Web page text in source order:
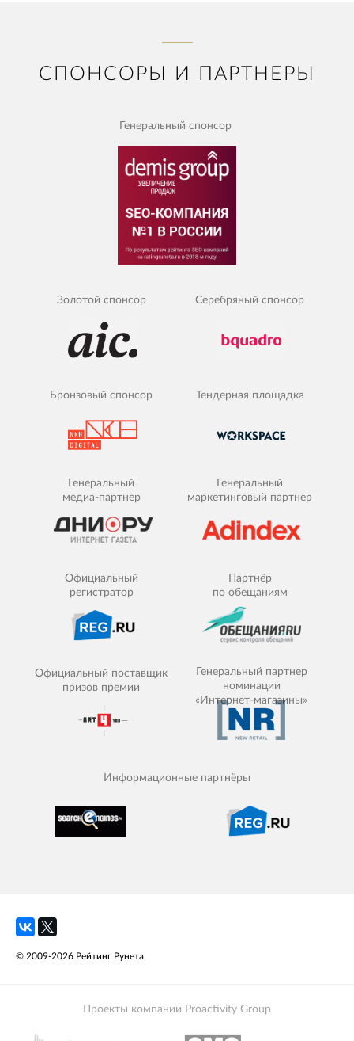
СПОНСОРЫ И ПАРТНЕРЫ
Генеральный спонсор
Золотой спонсор Серебряный спонсор
Бронзовый спонсор Тендерная площадка
Генеральный
медиа-партнер
Генеральный
маркетинговый партнер
Официальный
регистратор
Партнёр
по обещаниям
Официальный поставщик
призов премии
Генеральный партнер
номинации
«Интернет-магазины»
Информационные партнёры
© 2009-2026 Рейтинг Рунета.
Проекты компании Proactivity Group